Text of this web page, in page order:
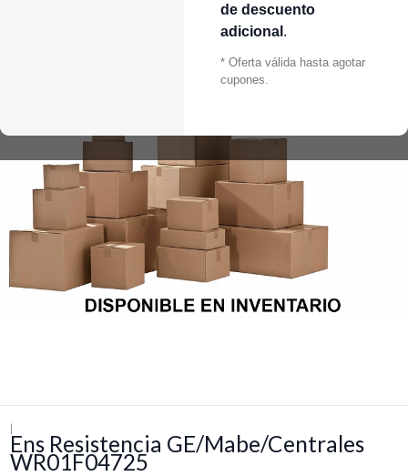
de descuento
adicional .
* Oferta válida hasta agotar
cupones.
|
Ens Resistencia GE/Mabe/Centrales
WR01F04725